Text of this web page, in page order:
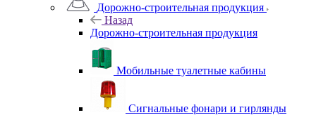
Дорожно-строительная продукция
Назад
Дорожно-строительная продукция
Мобильные туалетные кабины
Сигнальные фонари и гирлянды